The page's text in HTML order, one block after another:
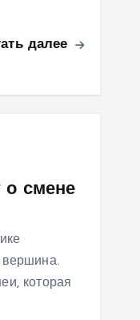
далее
о смене
вершина.
которая